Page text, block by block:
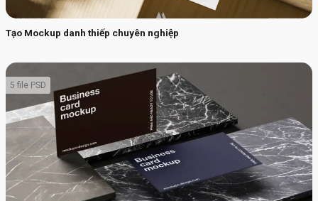
Tạo Mockup danh thiếp chuyên nghiệp
5 file PSD